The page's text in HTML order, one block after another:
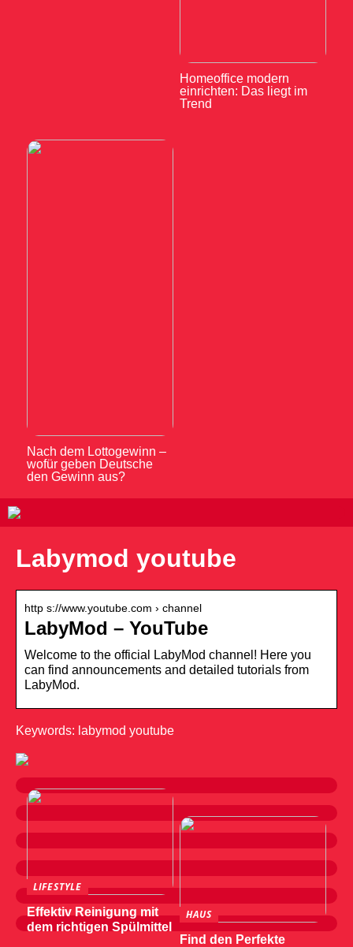
Homeoffice modern
einrichten: Das liegt im
Trend
Nach dem Lottogewinn –
wofür geben Deutsche
den Gewinn aus?
Labymod youtube
http s://www.youtube.com › channel
LabyMod – YouTube
Welcome to the official LabyMod channel! Here you
can find announcements and detailed tutorials from
LabyMod.
Keywords: labymod youtube
LIFESTYLE
Effektiv Reinigung mit
dem richtigen Spülmittel
HAUS
Find den Perfekte